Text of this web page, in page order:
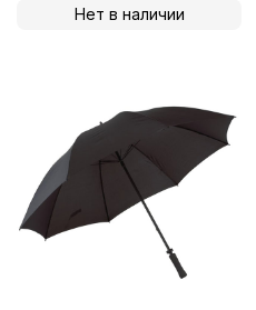
Нет в наличии